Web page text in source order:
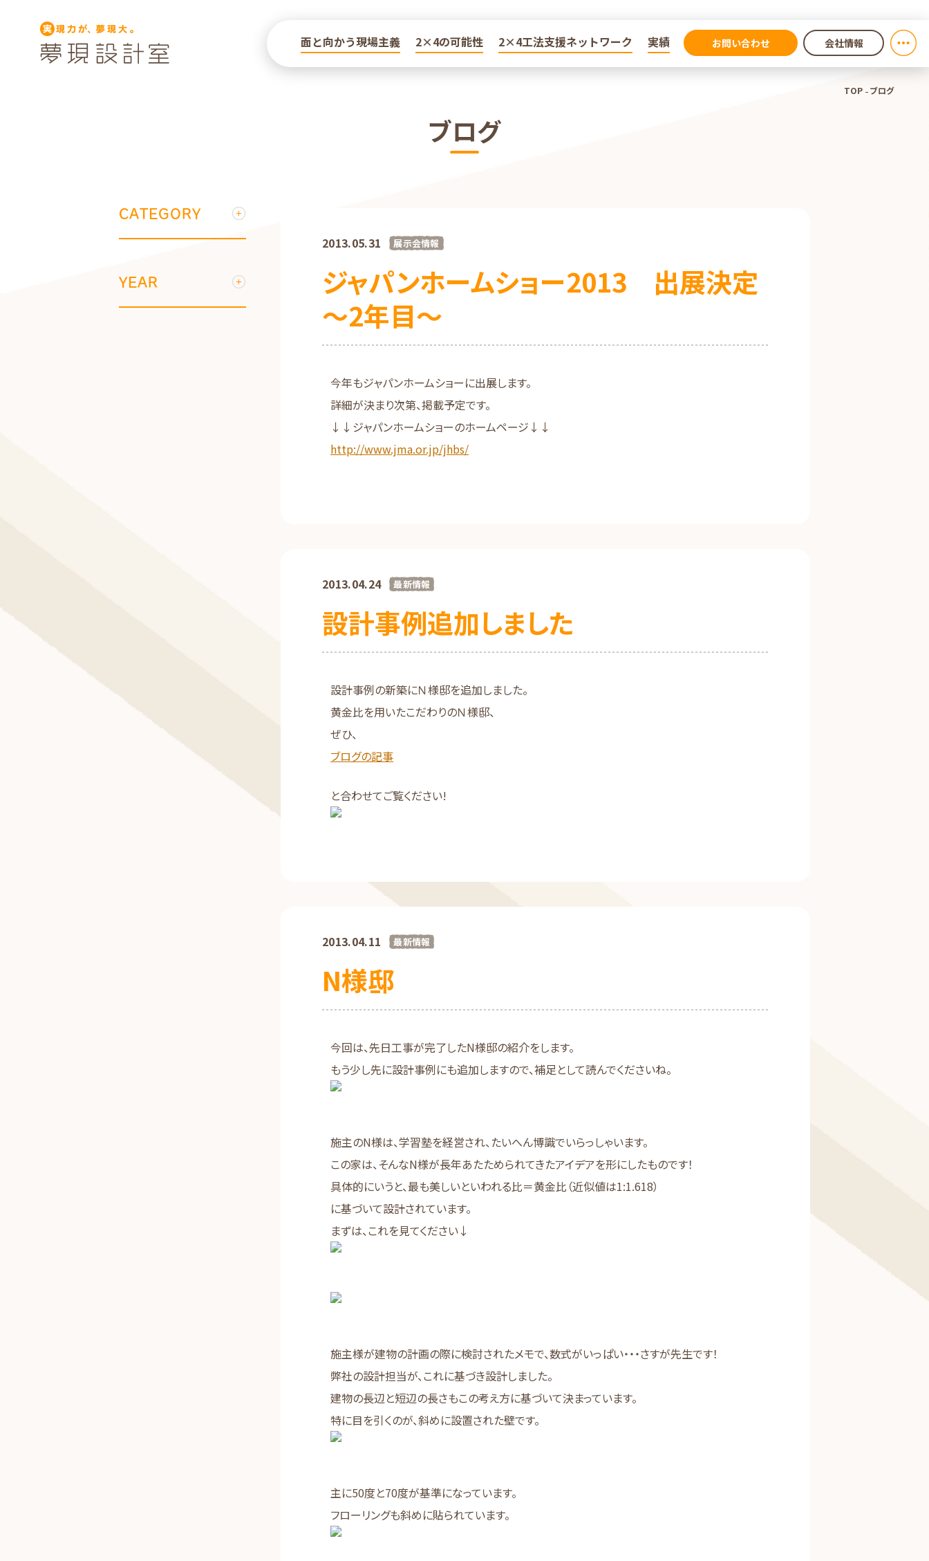
面と向かう現場主義
面と向かう現場主義 2×4の可能性
2×4の可能性 2×4工法支援ネットワーク
2×4工法支援ネットワーク 実績
実績 お問い合わせ 会社情報
TOP ブログ
ブログ
CATEGORY
YEAR
2013.05.31 展示会情報
ジャパンホームショー2013 出展決定
～2年目～
今年もジャパンホームショーに出展します。
詳細が決まり次第、掲載予定です。
↓↓ジャパンホームショーのホームページ↓↓
http://www.jma.or.jp/jhbs/
2013.04.24 最新情報
設計事例追加しました
設計事例の新築にＮ様邸を追加しました。
黄金比を用いたこだわりのＮ様邸、
ぜひ、
ブログの記事
と合わせてご覧ください!
2013.04.11 最新情報
N様邸
今回は、先日工事が完了したN様邸の紹介をします。
もう少し先に設計事例にも追加しますので、補足として読んでくださいね。
施主のN様は、学習塾を経営され、たいへん博識でいらっしゃいます。
この家は、そんなN様が長年あたためられてきたアイデアを形にしたものです！
具体的にいうと、最も美しいといわれる比＝黄金比（近似値は1:1.618）
に基づいて設計されています。
まずは、これを見てください↓
施主様が建物の計画の際に検討されたメモで、数式がいっぱい・・・さすが先生です！
弊社の設計担当が、これに基づき設計しました。
建物の長辺と短辺の長さもこの考え方に基づいて決まっています。
特に目を引くのが、斜めに設置された壁です。
主に50度と70度が基準になっています。
フローリングも斜めに貼られています。